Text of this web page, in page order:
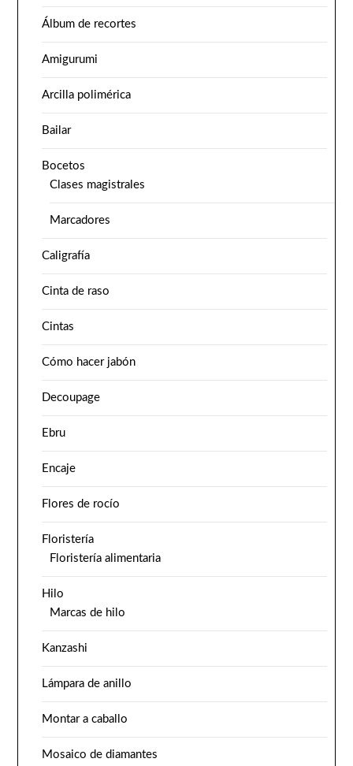
Álbum de recortes
Amigurumi
Arcilla polimérica
Bailar
Bocetos
Clases magistrales
Marcadores
Caligrafía
Cinta de raso
Cintas
Cómo hacer jabón
Decoupage
Ebru
Encaje
Flores de rocío
Floristería
Floristería alimentaria
Hilo
Marcas de hilo
Kanzashi
Lámpara de anillo
Montar a caballo
Mosaico de diamantes